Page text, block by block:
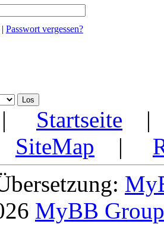
| Passwort vergessen?
Startseite
SiteMap |
MyBB Group